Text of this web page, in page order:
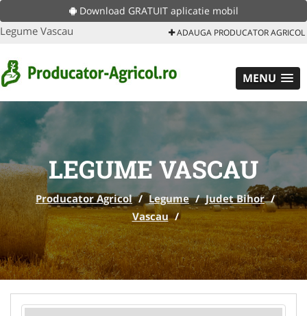
Download GRATUIT aplicatie mobil
Legume Vascau ADAUGA PRODUCATOR AGRICOL
MENU
LEGUME VASCAU
Producator Agricol / Legume / Judet Bihor /
Vascau /